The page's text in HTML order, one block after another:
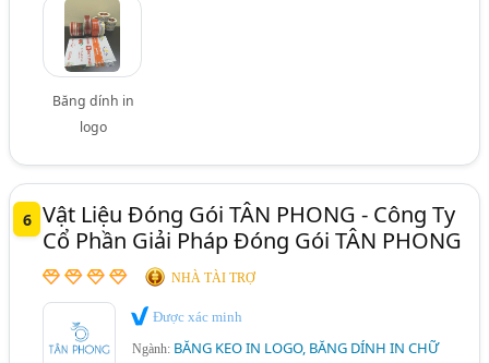
Băng dính in
logo
6 Vật Liệu Đóng Gói TÂN PHONG - Công Ty
Cổ Phần Giải Pháp Đóng Gói TÂN PHONG
NHÀ TÀI TRỢ
Được xác minh
Ngành: BĂNG KEO IN LOGO, BĂNG DÍNH IN CHỮ